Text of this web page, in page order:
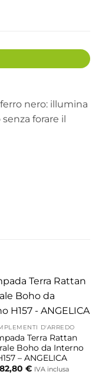
nero: illumina
forare il
D'ARREDO
Terra Rattan
Boho da Interno
– ANGELICA
€ IVA inclusa